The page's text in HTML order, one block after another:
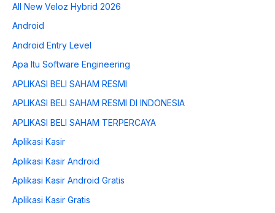
All New Veloz Hybrid 2026
Android
Android Entry Level
Apa Itu Software Engineering
APLIKASI BELI SAHAM RESMI
APLIKASI BELI SAHAM RESMI DI INDONESIA
APLIKASI BELI SAHAM TERPERCAYA
Aplikasi Kasir
Aplikasi Kasir Android
Aplikasi Kasir Android Gratis
Aplikasi Kasir Gratis